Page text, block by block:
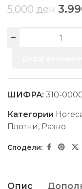
5.000ден
ШИФРА: 310-
Категории
Плотни, Разно
Опис